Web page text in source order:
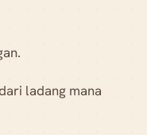
ladang mana